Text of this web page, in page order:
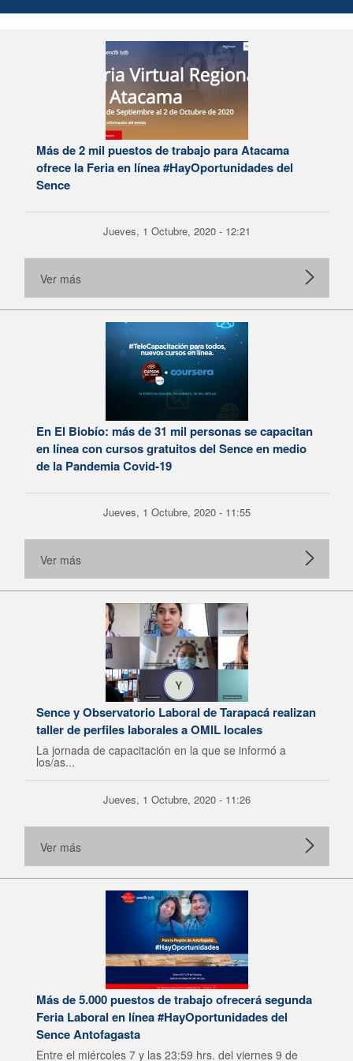
Más de 2 mil puestos de trabajo para Atacama
ofrece la Feria en línea #HayOportunidades del
Sence
Jueves, 1 Octubre, 2020 - 12:21
Ver más
En El Biobío: más de 31 mil personas se capacitan
en línea con cursos gratuitos del Sence en medio
de la Pandemia Covid-19
Jueves, 1 Octubre, 2020 - 11:55
Ver más
Sence y Observatorio Laboral de Tarapacá realizan
taller de perfiles laborales a OMIL locales
La jornada de capacitación en la que se informó a
los/as...
Jueves, 1 Octubre, 2020 - 11:26
Ver más
Más de 5.000 puestos de trabajo ofrecerá segunda
Feria Laboral en línea #HayOportunidades del
Sence Antofagasta
Entre el miércoles 7 y las 23:59 hrs. del viernes 9 de